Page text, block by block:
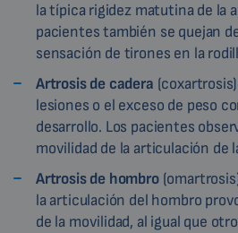
la típica rigidez matutina de la
pacientes también se quejan
sensación de tirones en la
Artrosis de cadera
lesiones o el exceso de peso
desarrollo. Los pacientes
movilidad de la articulación de
Artrosis de hombro
la articulación del hombro
de la movilidad, al igual que